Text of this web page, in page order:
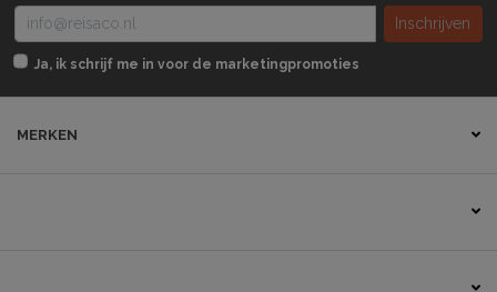
Inschrijven
Ja, ik schrijf me in voor de marketingpromoties
MERKEN